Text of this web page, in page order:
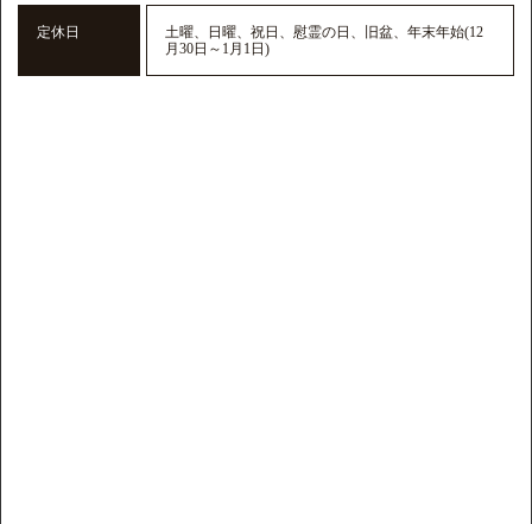
定休日
土曜、日曜、祝日、慰霊の日、旧盆、年末年始(12
月30日～1月1日)